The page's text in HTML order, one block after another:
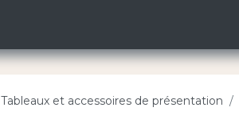
Tableaux et accessoires de présentation